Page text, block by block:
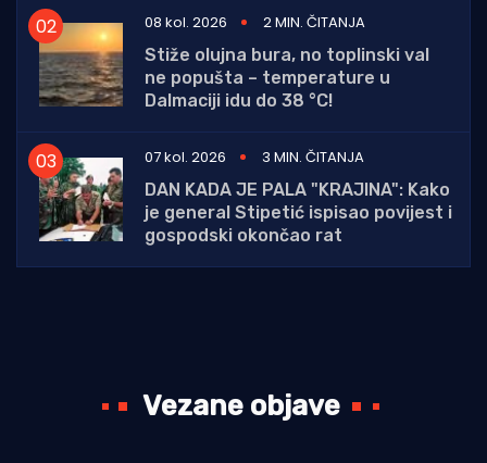
08 kol. 2026
2 MIN. ČITANJA
Stiže olujna bura, no toplinski val
ne popušta – temperature u
Dalmaciji idu do 38 °C!
07 kol. 2026
3 MIN. ČITANJA
DAN KADA JE PALA "KRAJINA": Kako
je general Stipetić ispisao povijest i
gospodski okončao rat
Vezane objave